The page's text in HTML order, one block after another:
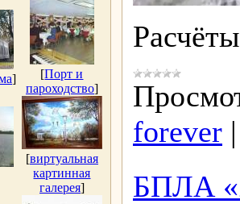
] [Порт и
пароходство]
[виртуальная
картинная
галерея]
forever
БПЛА